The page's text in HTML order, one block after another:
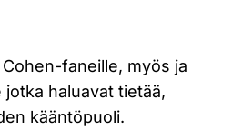
faneille, myös ja
haluavat tietää,
kääntöpuoli.